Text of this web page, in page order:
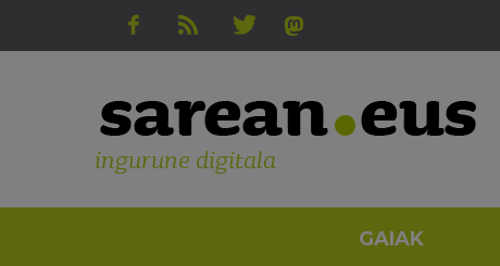
ingurune digitala
GAIAK